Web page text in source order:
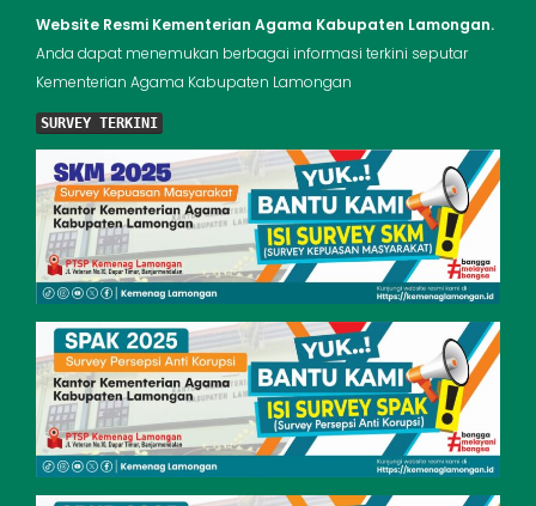
Website Resmi Kementerian Agama Kabupaten Lamongan.
Anda dapat menemukan berbagai informasi terkini seputar
Kementerian Agama Kabupaten Lamongan
SURVEY TERKINI